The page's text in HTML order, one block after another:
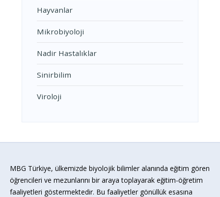
Hayvanlar
Mikrobiyoloji
Nadir Hastalıklar
Sinirbilim
Viroloji
MBG Türkiye, ülkemizde biyolojik bilimler alanında eğitim gören
öğrencileri ve mezunlarını bir araya toplayarak eğitim-öğretim
faaliyetleri göstermektedir. Bu faaliyetler gönüllük esasına